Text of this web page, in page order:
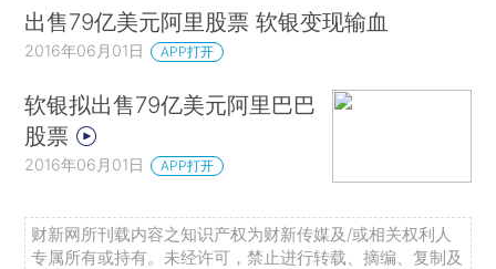
出售79亿美元阿里股票 软银变现输血
2016年06月01日 APP打开
软银拟出售79亿美元阿里巴巴
股票
2016年06月01日 APP打开
财新网所刊载内容之知识产权为财新传媒及/或相关权利人
专属所有或持有。未经许可，禁止进行转载、摘编、复制及